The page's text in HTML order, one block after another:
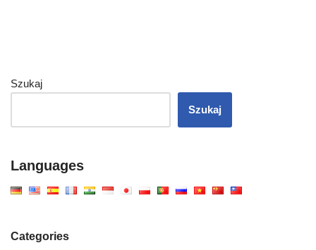
Szukaj
Szukaj
Languages
Categories